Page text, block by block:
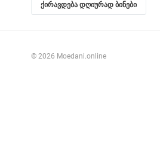
ქირავდება დღიურად ბინები
© 2026 Moedani.online